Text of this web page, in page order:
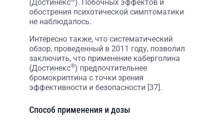
(Достинекс ). Побочных эффектов и
обострения психотической симптоматики
не наблюдалось.
Интересно также, что систематический
обзор, проведенный в 2011 году, позволил
заключить, что применение каберголина
(Достинекс®) предпочтительнее
бромокриптина с точки зрения
эффективности и безопасности [37].
Способ применения и дозы